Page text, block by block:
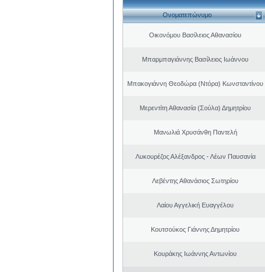
Ονοματεπώνυμο
Οικονόμου Βασίλειος Αθανασίου
Μπαρμπαγιάννης Βασίλειος Ιωάννου
Μπακογιάννη Θεοδώρα (Ντόρα) Κωνσταντίνου
Μερεντίτη Αθανασία (Σούλα) Δημητρίου
Μανωλιά Χρυσάνθη Παντελή
Λυκουρέζος Αλέξανδρος - Λέων Παυσανία
Λεβέντης Αθανάσιος Σωτηρίου
Λαίου Αγγελική Ευαγγέλου
Κουτσούκος Γιάννης Δημητρίου
Κουράκης Ιωάννης Αντωνίου